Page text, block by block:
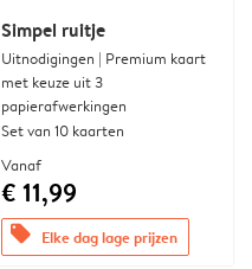
Simpel ruitje
Uitnodigingen | Premium kaart
met keuze uit 3
papierafwerkingen
Set van 10 kaarten
Vanaf
€ 11,99
offers Elke dag lage prijzen